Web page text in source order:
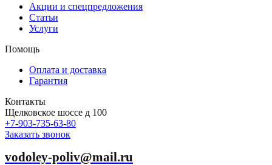
Акции и спецпредложения
Статьи
Услуги
Помощь
Оплата и доставка
Гарантия
Контакты
Щелковское шоссе д 100
+7-903-735-63-80
Заказать звонок
vodoley-poliv@mail.ru